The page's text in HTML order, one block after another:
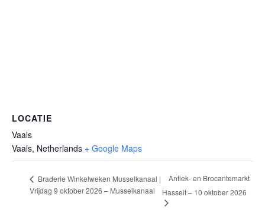
LOCATIE
Vaals
Vaals, Netherlands + Google Maps
Braderie Winkelweken Musselkanaal |
Vrijdag 9 oktober 2026 – Musselkanaal
Antiek- en Brocantemarkt
Hasselt – 10 oktober 2026